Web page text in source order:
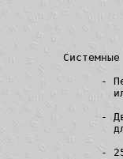
-
-
-